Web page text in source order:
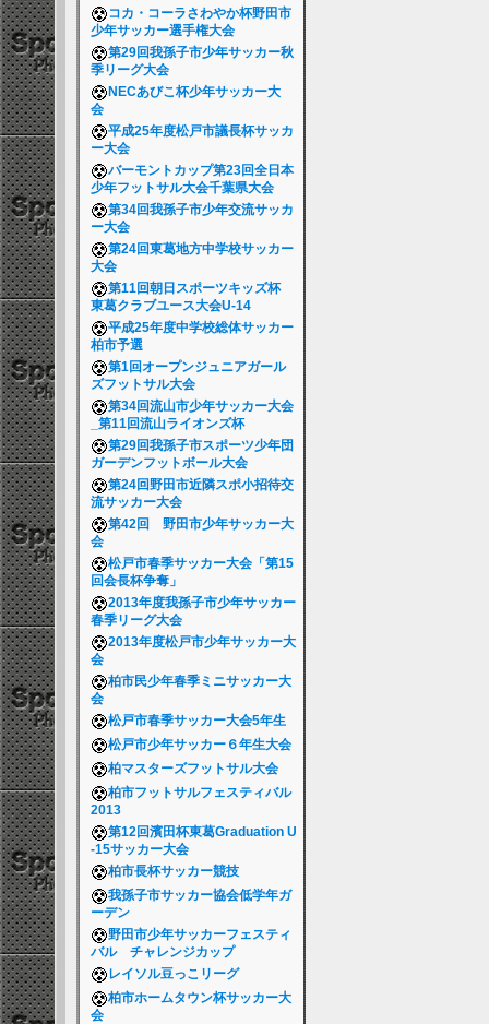
コカ・コーラさわやか杯野田市
少年サッカー選手権大会
第29回我孫子市少年サッカー秋
季リーグ大会
NECあびこ杯少年サッカー大
会
平成25年度松戸市議長杯サッカ
ー大会
バーモントカップ第23回全日本
少年フットサル大会千葉県大会
第34回我孫子市少年交流サッカ
ー大会
第24回東葛地方中学校サッカー
大会
第11回朝日スポーツキッズ杯
東葛クラブユース大会U-14
平成25年度中学校総体サッカー
柏市予選
第1回オープンジュニアガール
ズフットサル大会
第34回流山市少年サッカー大会
_第11回流山ライオンズ杯
第29回我孫子市スポーツ少年団
ガーデンフットボール大会
第24回野田市近隣スポ小招待交
流サッカー大会
第42回 野田市少年サッカー大
会
松戸市春季サッカー大会「第15
回会長杯争奪」
2013年度我孫子市少年サッカー
春季リーグ大会
2013年度松戸市少年サッカー大
会
柏市民少年春季ミニサッカー大
会
松戸市春季サッカー大会5年生
松戸市少年サッカー６年生大会
柏マスターズフットサル大会
柏市フットサルフェスティバル
2013
第12回濱田杯東葛Graduation U
-15サッカー大会
柏市長杯サッカー競技
我孫子市サッカー協会低学年ガ
ーデン
野田市少年サッカーフェスティ
バル チャレンジカップ
レイソル豆っこリーグ
柏市ホームタウン杯サッカー大
会